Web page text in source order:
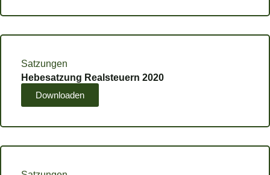
Satzungen
Hebesatzung Realsteuern 2020
Downloaden